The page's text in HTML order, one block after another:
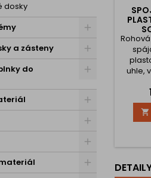
dosky
a zásteny
do
uhle,
spoja
